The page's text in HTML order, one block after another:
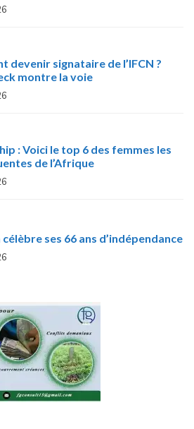
devenir signataire de l’IFCN ?
montre la voie
: Voici le top 6 des femmes les
de l’Afrique
célèbre ses 66 ans d’indépendance